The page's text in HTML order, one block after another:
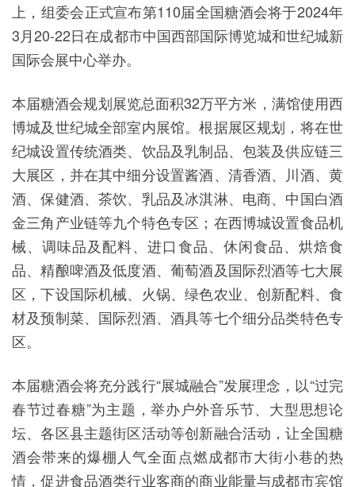
上，组委会正式宣布第110届全国糖酒会将于2024年
3月20-22日在成都市中国西部国际博览城和世纪城新
国际会展中心举办。
本届糖酒会规划展览总面积32万平方米，满馆使用西
博城及世纪城全部室内展馆。根据展区规划，将在世
纪城设置传统酒类、饮品及乳制品、包装及供应链三
大展区，并在其中细分设置酱酒、清香酒、川酒、黄
酒、保健酒、茶饮、乳品及冰淇淋、电商、中国白酒
金三角产业链等九个特色专区；在西博城设置食品机
械、调味品及配料、进口食品、休闲食品、烘焙食
品、精酿啤酒及低度酒、葡萄酒及国际烈酒等七大展
区，下设国际机械、火锅、绿色农业、创新配料、食
材及预制菜、国际烈酒、酒具等七个细分品类特色专
区。
本届糖酒会将充分践行“展城融合”发展理念，以“过完
春节过春糖”为主题，举办户外音乐节、大型思想论
坛、各区县主题街区活动等创新融合活动，让全国糖
酒会带来的爆棚人气全面点燃成都市大街小巷的热
情，促进食品酒类行业客商的商业能量与成都市宾馆